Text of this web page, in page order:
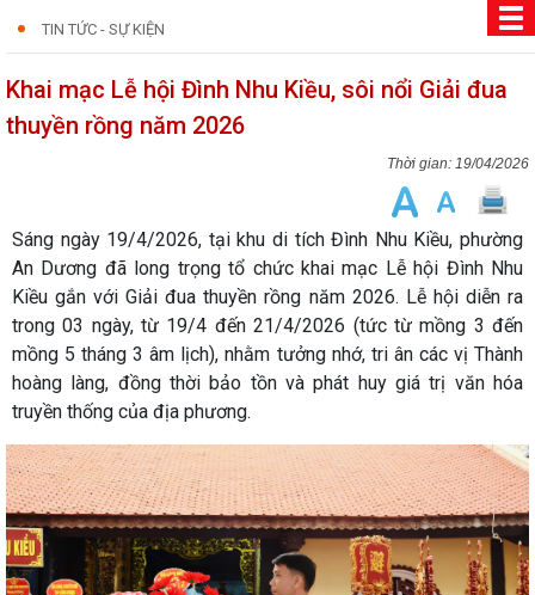
TIN TỨC - SỰ KIỆN
Khai mạc Lễ hội Đình Nhu Kiều, sôi nổi Giải đua
thuyền rồng năm 2026
19/04/2026
Sáng ngày 19/4/2026, tại khu di tích Đình Nhu Kiều, phường
An Dương đã long trọng tổ chức khai mạc Lễ hội Đình Nhu
Kiều gắn với Giải đua thuyền rồng năm 2026. Lễ hội diễn ra
trong 03 ngày, từ 19/4 đến 21/4/2026 (tức từ mồng 3 đến
mồng 5 tháng 3 âm lịch), nhằm tưởng nhớ, tri ân các vị Thành
hoàng làng, đồng thời bảo tồn và phát huy giá trị văn hóa
truyền thống của địa phương.